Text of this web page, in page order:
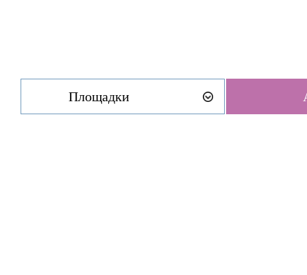
Площадки